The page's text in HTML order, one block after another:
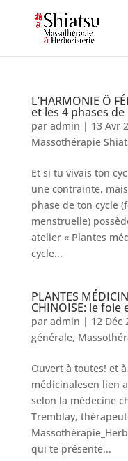
L’HARMONIE Ö
et les 4 phases
par admin | 13 Avr
Massothérapie
Et si tu vivais ton
une contrainte,
phase de ton cycle
menstruelle)
atelier « Plantes
cycle...
PLANTES
CHINOISE: le
par admin | 12 Déc
générale,
Ouvert à toutes! et
médicinalesen lien
selon la médecine
Tremblay,
qui te présente...